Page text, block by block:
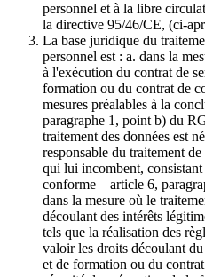
personnel et à la libre
la directive 95/46/CE, (ci-
La base juridique du
personnel est : a. dans la
à l'exécution du contrat de
formation ou du contrat de
mesures préalables à la
paragraphe 1, point b) du
traitement des données est
responsable du traitement
qui lui incombent,
conforme – article 6,
dans la mesure où le
découlant des intérêts
tels que la réalisation des
valoir les droits découlant
et de formation ou du